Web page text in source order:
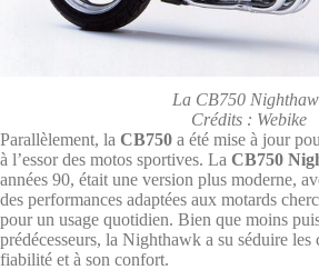
La CB750
Crédits : Webike
Parallèlement, la CB750 a été mise à jour
à l’essor des motos sportives. La CB750
années 90, était une version plus moderne,
des performances adaptées aux motards
pour un usage quotidien. Bien que moins
prédécesseurs, la Nighthawk a su séduire les
fiabilité et à son confort.